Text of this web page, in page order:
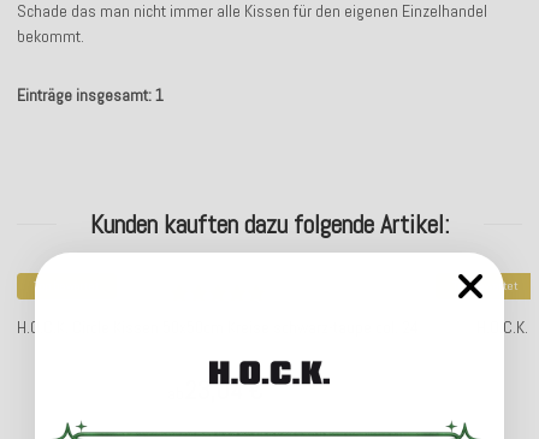
Schade das man nicht immer alle Kissen für den eigenen Einzelhandel
bekommt.
Einträge insgesamt: 1
Kunden kauften dazu folgende Artikel:
Top bewertet
H.O.C.K. Circle Kissen 50x50cm Kreise schwarz-taupe col. 24
23,04 €*
Top bewertet